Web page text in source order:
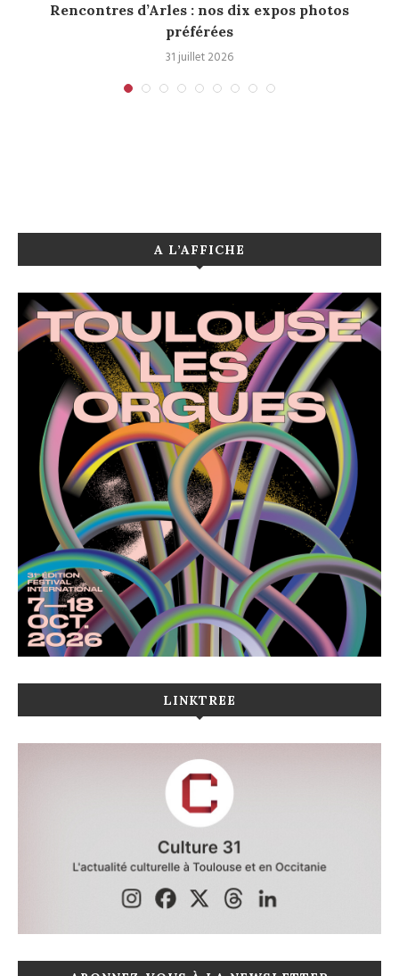
Rencontres d’Arles : nos dix expos photos
préférées
31 juillet 2026
A L’AFFICHE
LINKTREE